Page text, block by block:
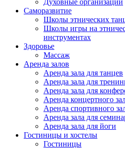
Саморазвитие
Школы этнических
Школы игры на
инструментах
Здоровье
Массаж
Аренда залов
Аренда зала для танцев
Аренда зала для
Аренда зала для
Аренда концертного
Аренда спортивного
Аренда зала для
Аренда зала для йоги
Гостиницы и хостелы
Гостиницы